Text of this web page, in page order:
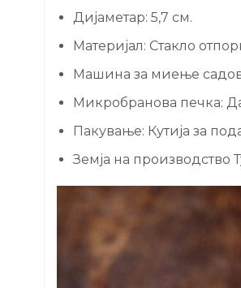
Дијаметар: 5,7 см.
Материјал: Стакло
Машина за миење
Микробранова печка:
Пакување: Кутија за
Земја на производство